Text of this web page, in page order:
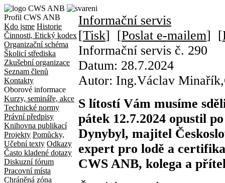
Profil CWS ANB
Kdo jsme Historie
Činnosti, Etický kodex
Organizační schéma
Školicí střediska
Zkušební organizace
Seznam členů
Kontakty
Oborové informace
Kurzy, semináře, akce
Technické normy
Právní předpisy
Knihovna publikací
Projekty Pomůcky,
Učební texty Odkazy
Často kladené dotazy
Diskuzní fórum
Pracovní místa
Chráněná zóna
Informační servis
[Tisk] [Poslat e-mailem] [
Informační servis č. 290
Datum: 28.7.2024
Autor: Ing.Václav
S lítostí Vám musíme
pátek 12.7.2024 opustil
Dynybyl, majitel
expert pro lodě a
CWS ANB, kolega a